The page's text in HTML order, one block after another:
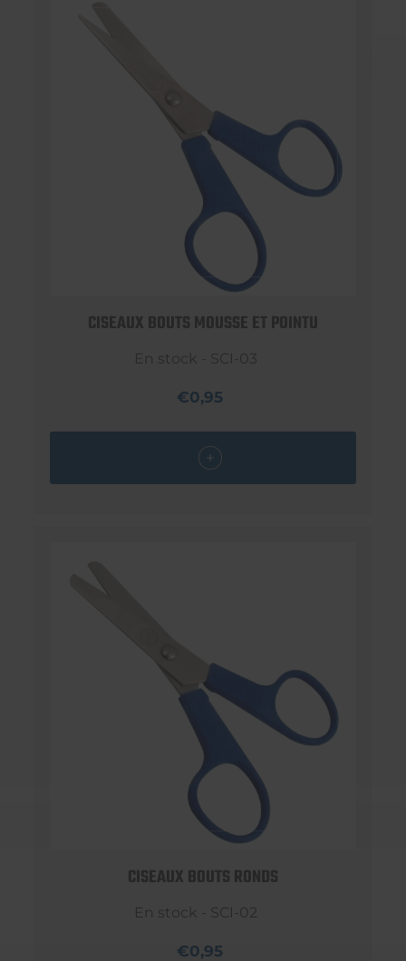
CISEAUX BOUTS MOUSSE ET POINTU
En stock - SCI-03
€0,95
CISEAUX BOUTS RONDS
En stock - SCI-02
€0,95